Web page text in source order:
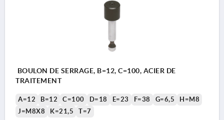
BOULON DE SERRAGE, B=12, C=100, ACIER DE
TRAITEMENT
A=12 B=12 C=100 D=18 E=23 F=38 G=6,5
H=M8
J=M8X8
K=21,5 T=7